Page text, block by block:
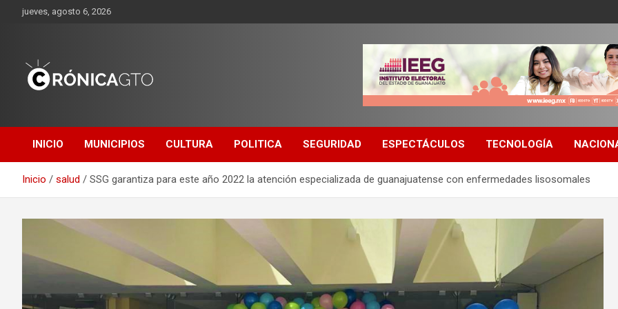
Saltarjueves, agosto 6, 2026
GUANAJUATO
INICIO MUNICIPIOS CULTURA POLITICA SEGURIDAD ESPECTÁCULOS TECNOLOGÍA
Inicio salud SSG garantiza para este año 2022 la atención especializada de guanajuatense con enfermedades lisosomales